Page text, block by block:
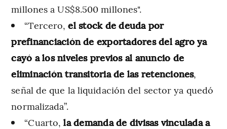
millones a US$8.500 millones".
“Tercero,el stock de deuda por
prefinanciación de exportadores del agro ya
cayó a los niveles previos al anuncio de
eliminación transitoria de las retenciones,
señal de que la liquidación del sector ya quedó
normalizada”.
“Cuarto, la demanda de divisas vinculada a